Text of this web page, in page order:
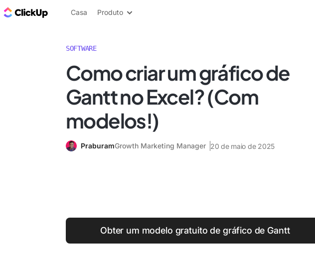
ClickUp Blogue
Casa Produto
SOFTWARE
Como criar um gráfico de
Gantt no Excel? (Com
modelos!)
PraburamGrowth Marketing Manager 20 de maio de 2025
Obter um modelo gratuito de gráfico de Gantt